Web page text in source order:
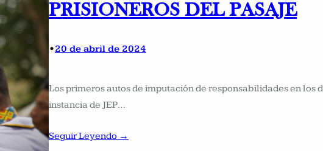
PRISIONEROS DEL PASAJE
•20 de abril de 2024
Los primeros autos de imputación de responsabilidades en los
instancia de JEP…
Seguir Leyendo →